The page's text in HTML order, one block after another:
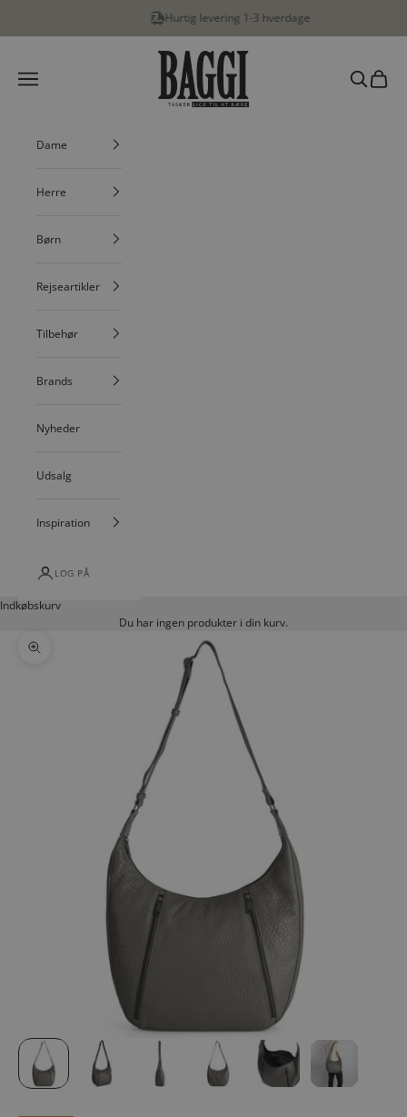
Hurtig levering 1-3 hverdage
…
BAGGI
Menu
Søg
Dame
Herre
Børn
Rejseartikler
Tilbehør
Brands
Nyheder
Udsalg
Inspiration
LOG PÅ
Indkøbskurv
Du har ingen produkter i din kurv.
Zoom